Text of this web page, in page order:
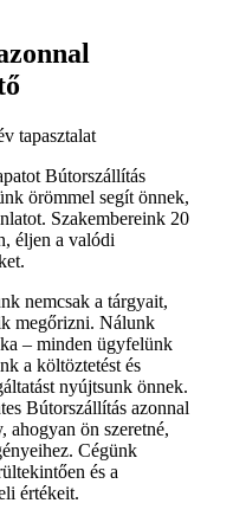
tapasztalat
Bútorszállítás
örömmel segít önnek,
Szakembereink 20
éljen a valódi
nemcsak a tárgyait,
megőrizni. Nálunk
– minden ügyfelünk
a költöztetést és
nyújtsunk önnek.
Bútorszállítás azonnal
ahogyan ön szeretné,
Cégünk
és a
értékeit.